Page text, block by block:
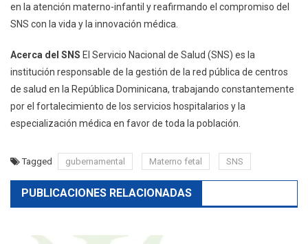
en la atención materno-infantil y reafirmando el compromiso del
SNS con la vida y la innovación médica.
Acerca del SNS El Servicio Nacional de Salud (SNS) es la
institución responsable de la gestión de la red pública de centros
de salud en la República Dominicana, trabajando constantemente
por el fortalecimiento de los servicios hospitalarios y la
especialización médica en favor de toda la población.
Tagged gubernamental Materno fetal SNS
PUBLICACIONES RELACIONADAS